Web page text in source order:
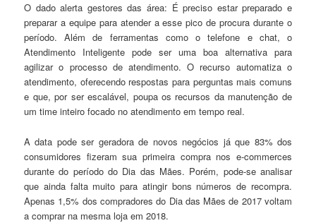
O dado alerta gestores das área: É preciso estar preparado e
preparar a equipe para atender a esse pico de procura durante o
período. Além de ferramentas como o telefone e chat, o
Atendimento Inteligente pode ser uma boa alternativa para
agilizar o processo de atendimento. O recurso automatiza o
atendimento, oferecendo respostas para perguntas mais comuns
e que, por ser escalável, poupa os recursos da manutenção de
um time inteiro focado no atendimento em tempo real.
A data pode ser geradora de novos negócios já que 83% dos
consumidores fizeram sua primeira compra nos e-commerces
durante do período do Dia das Mães. Porém, pode-se analisar
que ainda falta muito para atingir bons números de recompra.
Apenas 1,5% dos compradores do Dia das Mães de 2017 voltam
a comprar na mesma loja em 2018.